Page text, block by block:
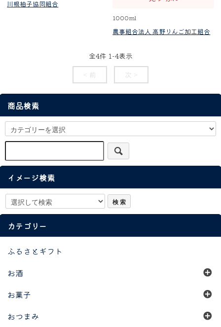
川根柚子協同組合
1000ml
農事組合法人 高野りんご加工組合
全4件 1-4表示
< 前
次 >
商品検索
イメージ検索
カテゴリー
ふるさとギフト
お酒
お菓子
おつまみ